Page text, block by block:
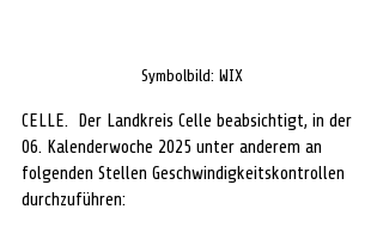
Symbolbild: WIX
CELLE.  Der Landkreis Celle beabsichtigt, in der
06. Kalenderwoche 2025 unter anderem an
folgenden Stellen Geschwindigkeitskontrollen
durchzuführen: